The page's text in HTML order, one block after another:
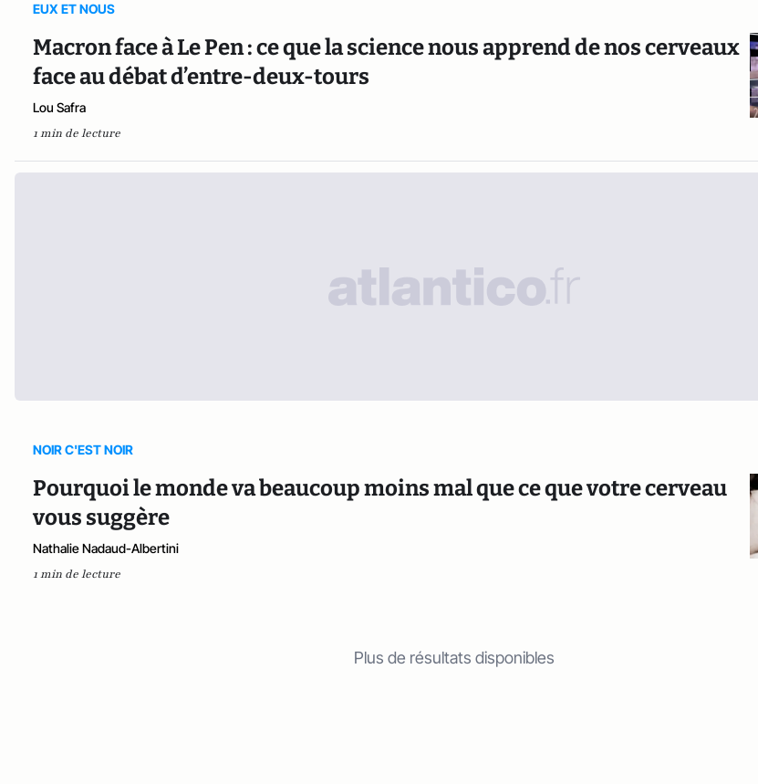
EUX ET NOUS
Macron face à Le Pen : ce que la science nous apprend de nos cerveaux
face au débat d’entre-deux-tours
Lou Safra
1 min de lecture
NOIR C'EST NOIR
Pourquoi le monde va beaucoup moins mal que ce que votre cerveau
vous suggère
Nathalie Nadaud-Albertini
1 min de lecture
Plus de résultats disponibles